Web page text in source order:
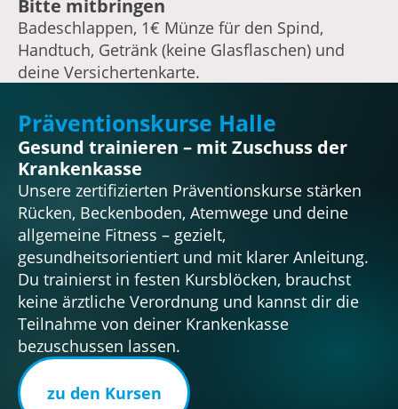
Badeschlappen, 1€ Münze für den Spind,
Handtuch, Getränk (keine Glasflaschen) und
deine Versichertenkarte.
Präventionskurse Halle
Gesund trainieren – mit Zuschuss der
Krankenkasse
Unsere zertifizierten Präventionskurse stärken
Rücken, Beckenboden, Atemwege und deine
allgemeine Fitness – gezielt,
gesundheitsorientiert und mit klarer Anleitung.
Du trainierst in festen Kursblöcken, brauchst
keine ärztliche Verordnung und kannst dir die
Teilnahme von deiner Krankenkasse
bezuschussen lassen.
zu den Kursen